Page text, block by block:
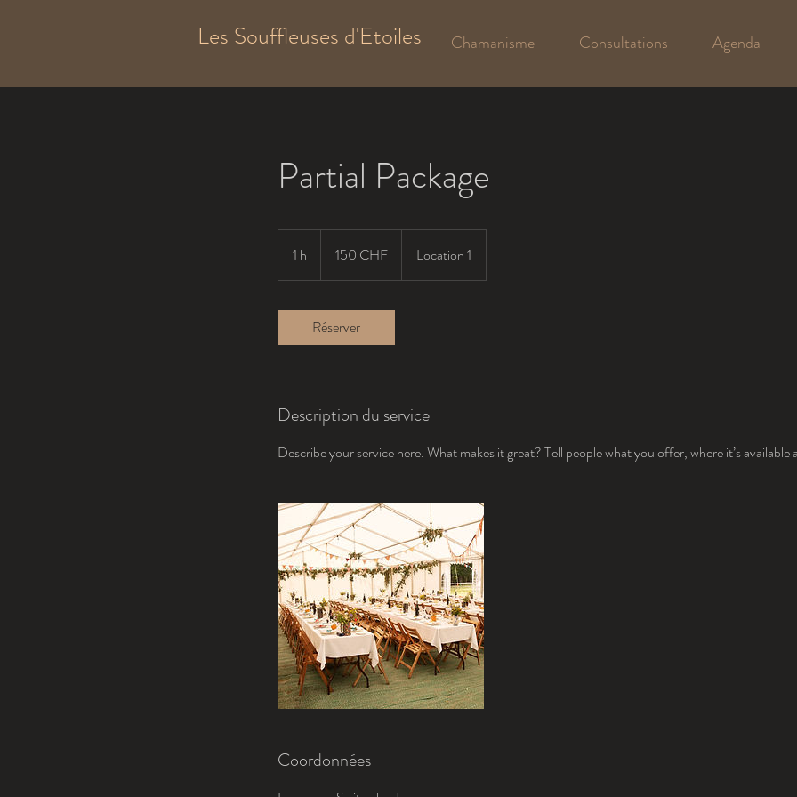
Les Souffleuses d'Etoiles Chamanisme Consultations Agenda
Partial Package
1 h
suisses
150 CHF Location 1
Réserver
Description du service
Describe your service here. What makes it great? Tell people what you offer, where it’s available
Coordonnées